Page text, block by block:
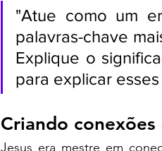
"Atue como um
palavras-chave
Explique o
para explicar
Criando
Jesus era mestre em